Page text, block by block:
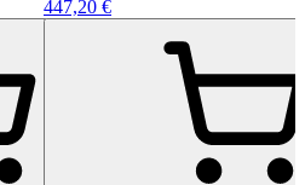
447,20 €